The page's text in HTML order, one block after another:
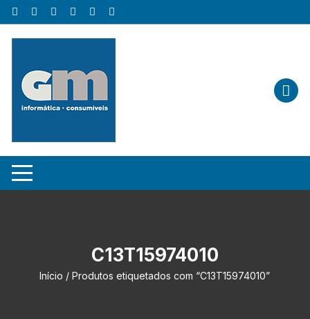
Skip
to
content
C13T15974010
Início / Produtos etiquetados com “C13T15974010”